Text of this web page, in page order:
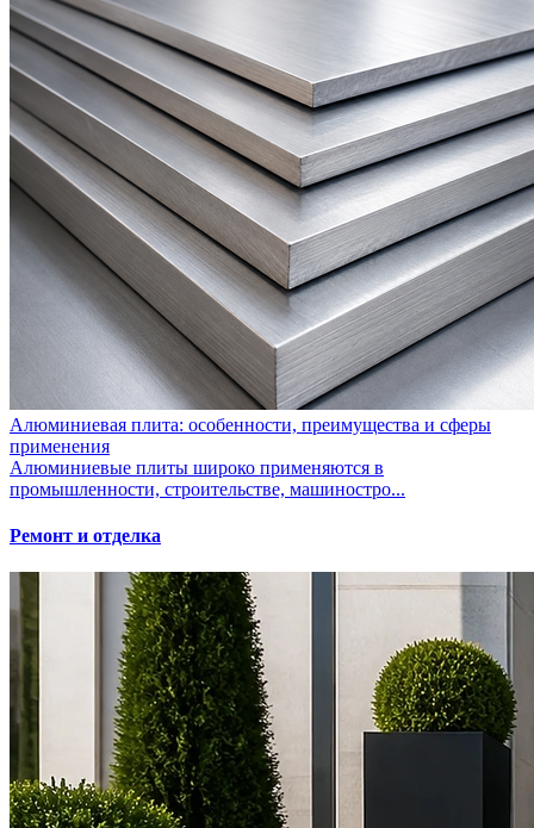
Алюминиевая плита: особенности, преимущества и сферы
применения
Алюминиевые плиты широко применяются в
промышленности, строительстве, машиностро...
Ремонт и отделка